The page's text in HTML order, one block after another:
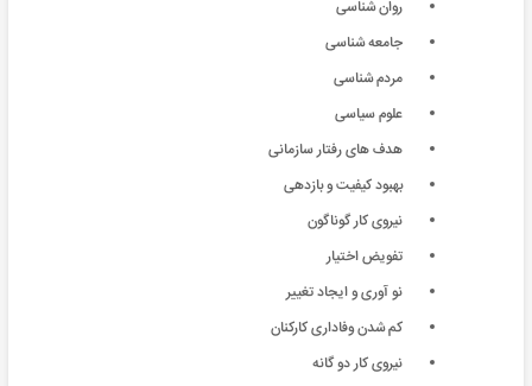
روان شناسی
جامعه شناسی
مردم شناسی
علوم سیاسی
هدف های رفتار سازمانی
بهبود کیفیت و بازدهی
نیروی کار گوناگون
تفویض اختیار
نو آوری و ایجاد تغییر
کم شدن وفاداری کارکنان
نیروی کار دو گانه